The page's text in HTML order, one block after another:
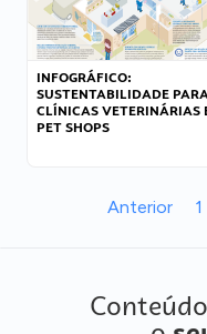
INFOGRÁFICO:
SUSTENTABILIDADE
CLÍNICAS VETERINÁRIAS
PET SHOPS
Anterior 1